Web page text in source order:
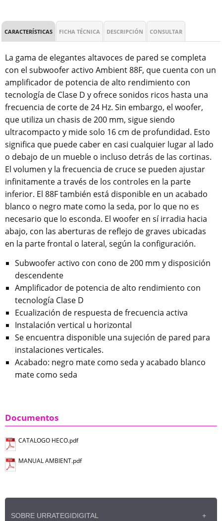
CARACTERÍSTICAS FICHA TÉCNICA DESCRIPCIÓN CONSULTAR
La gama de elegantes altavoces de pared se completa
con el subwoofer activo Ambient 88F, que cuenta con un
amplificador de potencia de alto rendimiento con
tecnología de Clase D y ofrece sonidos ricos hasta una
frecuencia de corte de 24 Hz. Sin embargo, el woofer,
que utiliza un chasis de 200 mm, sigue siendo
ultracompacto y mide solo 16 cm de profundidad. Esto
significa que puede caber en casi cualquier lugar al lado
o debajo de un mueble o incluso detrás de las cortinas.
El volumen y la frecuencia de cruce se pueden ajustar
infinitamente a través de los controles en la parte
inferior. El 88F también está disponible en un acabado
blanco o negro mate como la seda, por lo que no es
necesario que lo esconda. El woofer en sí irradia hacia
abajo, con las aberturas de reflejo de graves ubicadas
en la parte frontal o lateral, según la configuración.
Subwoofer activo con cono de 200 mm y disposición
descendente
Amplificador de potencia de alto rendimiento con
tecnología Clase D
Ecualización de respuesta de frecuencia activa
Instalación vertical u horizontal
Se encuentra disponible una sujeción de pared para
instalaciones verticales.
Acabado: negro mate como seda y acabado blanco
mate como seda
Documentos
CATALOGO HECO.pdf
MANUAL AMBIENT.pdf
SOBRE URRATEGIDIGITAL